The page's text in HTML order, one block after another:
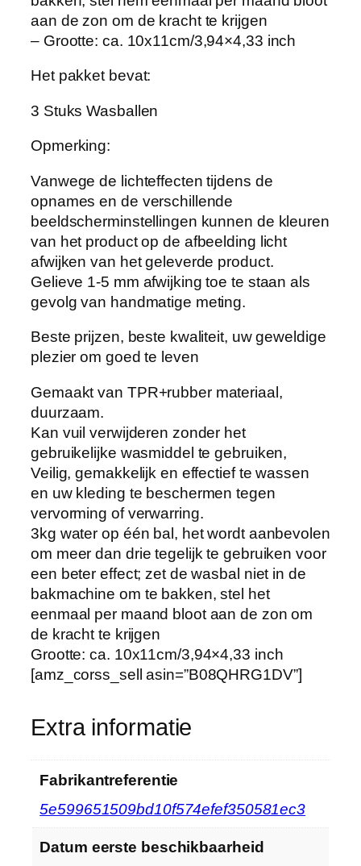
i
B
l
e
n
A
n
t
i
-
k
o
n
e
l
e
n
d
e
W
a
s
b
a
l
h
o
e
e
e
l
aan de zon om de kracht te krijgen
– Grootte: ca. 10x11cm/3,94×4,33 inch
Het pakket bevat:
3 Stuks Wasballen
Opmerking:
Vanwege de lichteffecten tijdens de
opnames en de verschillende
beeldscherminstellingen kunnen de kleuren
van het product op de afbeelding licht
afwijken van het geleverde product.
Gelieve 1-5 mm afwijking toe te staan als
gevolg van handmatige meting.
Beste prijzen, beste kwaliteit, uw geweldige
plezier om goed te leven
Gemaakt van TPR+rubber materiaal,
duurzaam.
Kan vuil verwijderen zonder het
gebruikelijke wasmiddel te gebruiken,
Veilig, gemakkelijk en effectief te wassen
en uw kleding te beschermen tegen
vervorming of verwarring.
3kg water op één bal, het wordt aanbevolen
om meer dan drie tegelijk te gebruiken voor
een beter effect; zet de wasbal niet in de
bakmachine om te bakken, stel het
eenmaal per maand bloot aan de zon om
de kracht te krijgen
Grootte: ca. 10x11cm/3,94×4,33 inch
[amz_corss_sell asin=”B08QHRG1DV”]
Extra informatie
Fabrikantreferentie
5e599651509bd10f574efef350581ec3
Datum eerste beschikbaarheid